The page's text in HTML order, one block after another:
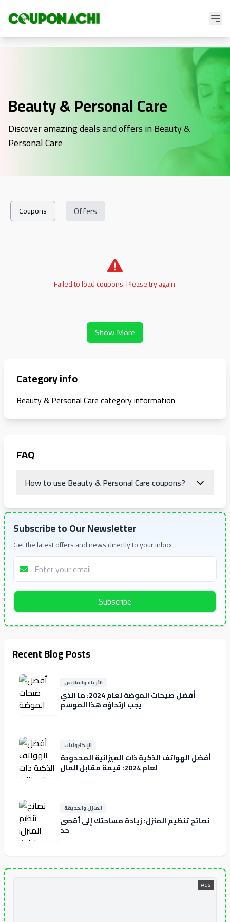
Beauty & Personal Care
Discover amazing deals and offers in Beauty &
Personal Care
Coupons Offers
Failed to load coupons. Please try again.
Show More
Category info
Beauty & Personal Care category information
FAQ
How to use Beauty & Personal Care coupons?
Subscribe to Our Newsletter
Get the latest offers and news directly to your inbox
Subscribe
Recent Blog Posts
الأزياء والملابس
أفضل صيحات الموضة لعام 2024: ما الذي
يجب ارتداؤه هذا الموسم
الإلكترونيات
أفضل الهواتف الذكية ذات الميزانية المحدودة
لعام 2024: قيمة مقابل المال
المنزل والحديقة
نصائح تنظيم المنزل: زيادة مساحتك إلى أقصى
حد
Ads